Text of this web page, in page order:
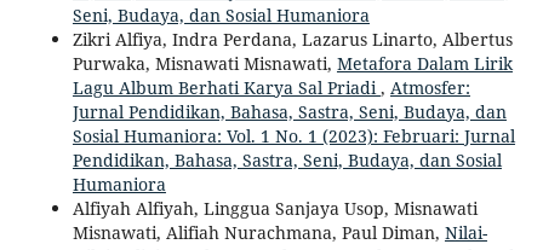
Seni, Budaya, dan Sosial Humaniora
Zikri Alfiya, Indra Perdana, Lazarus Linarto, Albertus
Purwaka, Misnawati Misnawati, Metafora Dalam Lirik
Lagu Album Berhati Karya Sal Priadi, Atmosfer:
Jurnal Pendidikan, Bahasa, Sastra, Seni, Budaya, dan
Sosial Humaniora: Vol. 1 No. 1 (2023): Februari: Jurnal
Pendidikan, Bahasa, Sastra, Seni, Budaya, dan Sosial
Humaniora
Alfiyah Alfiyah, Linggua Sanjaya Usop, Misnawati
Misnawati, Alifiah Nurachmana, Paul Diman, Nilai-